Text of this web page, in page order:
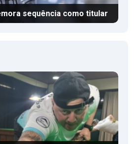
sequência como titular